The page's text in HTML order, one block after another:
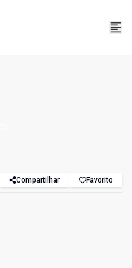
Compartilhar Favorito